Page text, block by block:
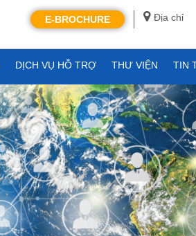
Địa chỉ
E-BROCHURE
DỊCH VỤ HỖ TRỢ THƯ VIỆN TIN